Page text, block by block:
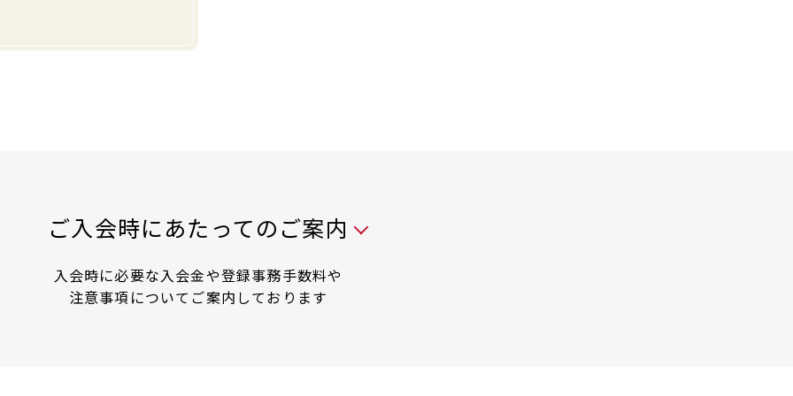
入会時には以下の料金が必要です
ご入会時にあたってのご案内
入会時に必要な入会金や登録事務手数料や
注意事項についてご案内しております